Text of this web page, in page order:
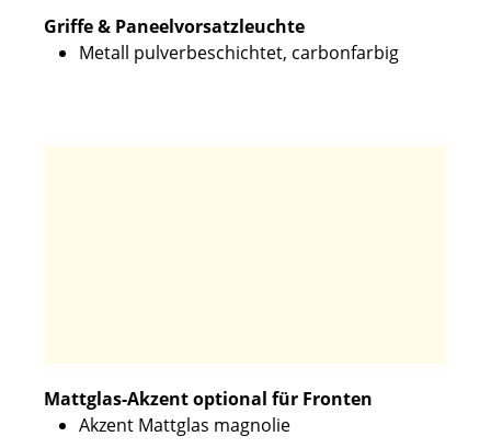
Griffe & Paneelvorsatzleuchte
Metall pulverbeschichtet, carbonfarbig
Mattglas-Akzent optional für Fronten
Akzent Mattglas magnolie